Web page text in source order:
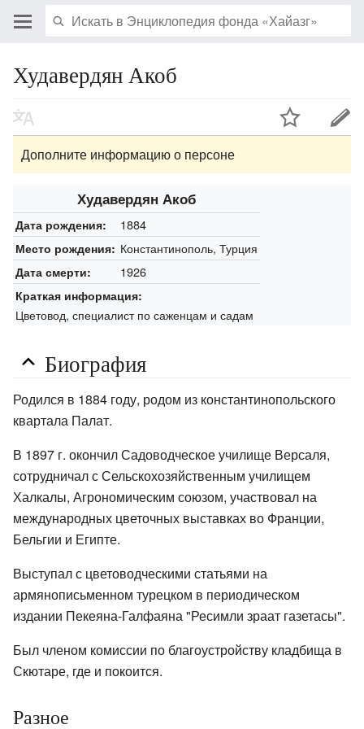
Худавердян Акоб
Дополните информацию о персоне
Худавердян Акоб
Дата рождения: 1884
Место рождения: Константинополь, Турция
Дата смерти: 1926
Краткая информация:
Цветовод, специалист по саженцам и садам
Биография
Родился в 1884 году, родом из константинопольского
квартала Палат.
В 1897 г. окончил Садоводческое училище Версаля,
сотрудничал с Сельскохозяйственным училищем
Халкалы, Агрономическим союзом, участвовал на
международных цветочных выставках во Франции,
Бельгии и Египте.
Выступал с цветоводческими статьями на
армянописьменном турецком в периодическом
издании Пекеяна-Галфаяна "Ресимли зраат газетасы".
Был членом комиссии по благоустройству кладбища в
Скютаре, где и покоится.
Разное